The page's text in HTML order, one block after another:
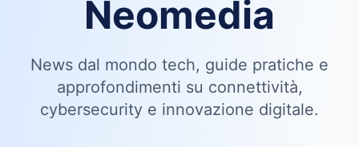
Neomedia
News dal mondo tech, guide pratiche e
approfondimenti su connettività,
cybersecurity e innovazione digitale.